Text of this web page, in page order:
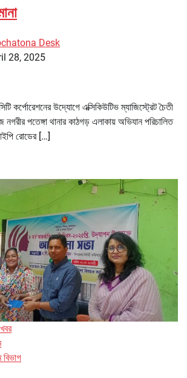
Desk
28, 2025
কর্পোরেশনের উদ্যোগে এক্সিকিউটিভ ম্যাজিস্ট্রেট চৈতী
পতেঙ্গা থানার কাঠগড় এলাকায় অভিযান পরিচালিত
রোডের […]
বিভাগ